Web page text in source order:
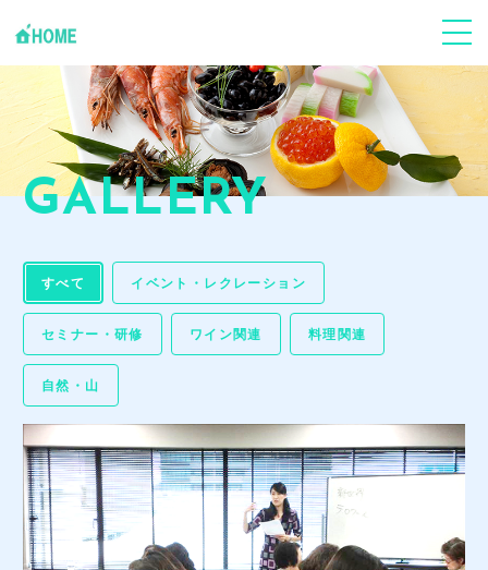
ABOUT
Jフードハーモニーについて
個人の方
心身ケア
Youtube
「環食一体」Jun健康塾
News
お知らせ･ブログ
CONTACT
GALLERY
事業風景
法人お見積りフォーム
GALLERY
すべて イベント・レクレーション
セミナー・研修 ワイン関連 料理関連
自然・山